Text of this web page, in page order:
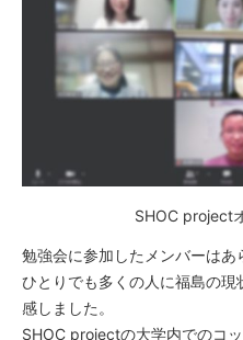
SHOC project
勉強会に参加したメンバーは
ひとりでも多くの人に福島の
感しました。
SHOC projectの大学内でのコ